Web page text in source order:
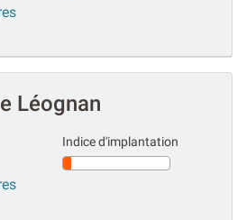
Léognan
Indice d'implantation